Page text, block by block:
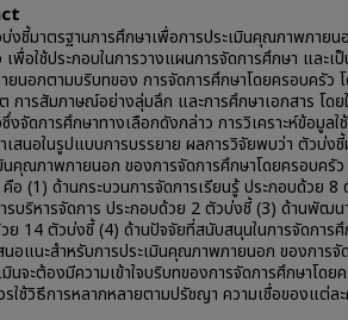
ชี้มาตรฐานการศึกษาเพื่อการประเมินคุณภาพภายน
พื่อใช้ประกอบในการวางแผนการจัดการศึกษา และเ
นอกตามบริบทของ การจัดการศึกษาโดยครอบครัว
การสัมภาษณ์อย่างลุ่มลึก และการศึกษาเอกสาร โด
งจัดการศึกษาทางเลือกดังกล่าว การวิเคราะห์ข้อมูลใ
เสนอในรูปแบบการบรรยาย ผลการวิจัยพบว่า ตัวบ่ง
นคุณภาพภายนอก ของการจัดการศึกษาโดยครอบครั
อ (1) ด้านกระบวนการจัดการเรียนรู้ ประกอบด้วย 8
รบริหารจัดการ ประกอบด้วย 2 ตัวบ่งชี้ (3) ด้านพัฒน
ย 14 ตัวบ่งชี้ (4) ด้านปัจจัยที่สนับสนุนในการจัดการ
นอแนะสำหรับการประเมินคุณภาพภายนอก ของการจั
นจะต้องมีความเข้าใจบริบทของการจัดการศึกษาโดย
รใช้วิธีการหลากหลายตามปรัชญา ความเชื่อของแต่ล